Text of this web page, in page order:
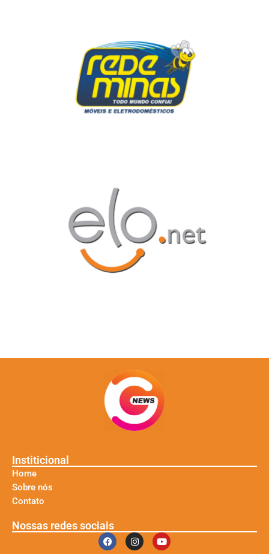
Institicional
Home
Sobre nós
Contato
Nossas redes sociais